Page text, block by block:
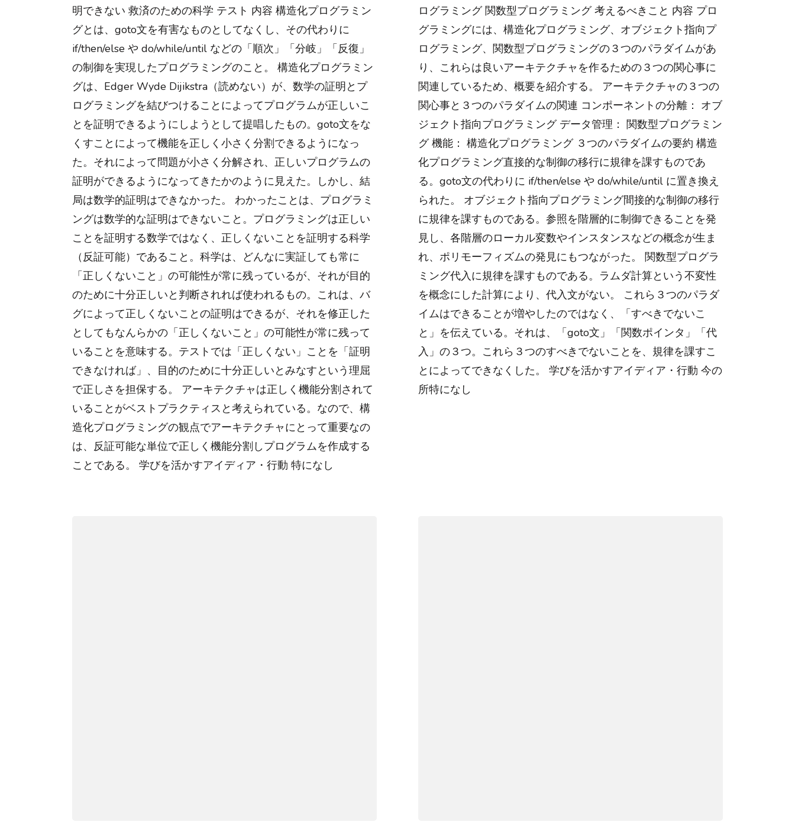
明できない 救済のための科学 テスト 内容 構造化プログラミン
グとは、goto文を有害なものとしてなくし、その代わりに
if/then/else や do/while/until などの「順次」「分岐」「反復」
の制御を実現したプログラミングのこと。 構造化プログラミン
グは、Edger Wyde Dijikstra（読めない）が、数学の証明とプ
ログラミングを結びつけることによってプログラムが正しいこ
とを証明できるようにしようとして提唱したもの。goto文をな
くすことによって機能を正しく小さく分割できるようになっ
た。それによって問題が小さく分解され、正しいプログラムの
証明ができるようになってきたかのように見えた。しかし、結
局は数学的証明はできなかった。 わかったことは、プログラミ
ングは数学的な証明はできないこと。プログラミングは正しい
ことを証明する数学ではなく、正しくないことを証明する科学
（反証可能）であること。科学は、どんなに実証しても常に
「正しくないこと」の可能性が常に残っているが、それが目的
のために十分正しいと判断されれば使われるもの。これは、バ
グによって正しくないことの証明はできるが、それを修正した
としてもなんらかの「正しくないこと」の可能性が常に残って
いることを意味する。テストでは「正しくない」ことを「証明
できなければ」、目的のために十分正しいとみなすという理屈
で正しさを担保する。 アーキテクチャは正しく機能分割されて
いることがベストプラクティスと考えられている。なので、構
造化プログラミングの観点でアーキテクチャにとって重要なの
は、反証可能な単位で正しく機能分割しプログラムを作成する
ことである。 学びを活かすアイディア・行動 特になし
ログラミング 関数型プログラミング 考えるべきこと 内容 プロ
グラミングには、構造化プログラミング、オブジェクト指向プ
ログラミング、関数型プログラミングの３つのパラダイムがあ
り、これらは良いアーキテクチャを作るための３つの関心事に
関連しているため、概要を紹介する。 アーキテクチャの３つの
関心事と３つのパラダイムの関連 コンポーネントの分離： オブ
ジェクト指向プログラミング データ管理： 関数型プログラミン
グ 機能： 構造化プログラミング ３つのパラダイムの要約 構造
化プログラミング直接的な制御の移行に規律を課すものであ
る。goto文の代わりに if/then/else や do/while/until に置き換え
られた。 オブジェクト指向プログラミング間接的な制御の移行
に規律を課すものである。参照を階層的に制御できることを発
見し、各階層のローカル変数やインスタンスなどの概念が生ま
れ、ポリモーフィズムの発見にもつながった。 関数型プログラ
ミング代入に規律を課すものである。ラムダ計算という不変性
を概念にした計算により、代入文がない。 これら３つのパラダ
イムはできることが増やしたのではなく、「すべきでないこ
と」を伝えている。それは、「goto文」「関数ポインタ」「代
入」の３つ。これら３つのすべきでないことを、規律を課すこ
とによってできなくした。 学びを活かすアイディア・行動 今の
所特になし